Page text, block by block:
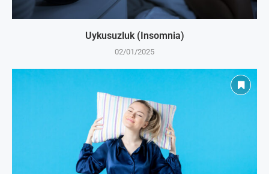
Uykusuzluk (Insomnia)
02/01/2025